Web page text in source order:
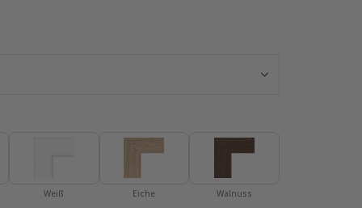
Weiß Eiche Walnuss